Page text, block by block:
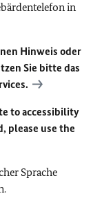
in
Hinweis oder
Sie bitte das
to accessibility
please use the
Sprache